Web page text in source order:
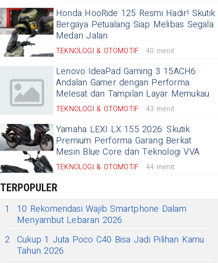
Honda HooRide 125 Resmi Hadir! Skutik
Bergaya Petualang Siap Melibas Segala
Medan Jalan
TEKNOLOGI & OTOMOTIF 40 menit
Lenovo IdeaPad Gaming 3 15ACH6:
Andalan Gamer dengan Performa
Melesat dan Tampilan Layar Memukau
TEKNOLOGI & OTOMOTIF 43 menit
Yamaha LEXI LX 155 2026: Skutik
Premium Performa Garang Berkat
Mesin Blue Core dan Teknologi VVA
TEKNOLOGI & OTOMOTIF 44 menit
TERPOPULER
1
10 Rekomendasi Wajib Smartphone Dalam
Menyambut Lebaran 2026
2 Cukup 1 Juta Poco C40 Bisa Jadi Pilihan Kamu
Tahun 2026